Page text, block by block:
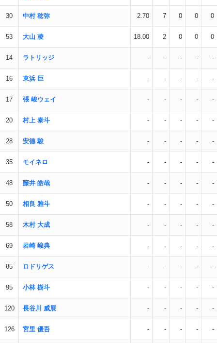
30 中村 稔弥 2.70 7 0 0 0
53 大山 凌 18.00 2 0 0 0
14 ラトリッジ - - - - -
16 東浜 巨 - - - - -
17 張 峻ウェイ - - - - -
20 村上 泰斗 - - - - -
28 安德 駿 - - - - -
35 モイネロ - - - - -
48 藤井 皓哉 - - - - -
50 相良 雅斗 - - - - -
58 木村 大成 - - - - -
69 岩崎 峻典 - - - - -
85 ロドリゲス - - - - -
95 小林 樹斗 - - - - -
120 長谷川 威展 - - - - -
126 宮里 優吾 - - - - -